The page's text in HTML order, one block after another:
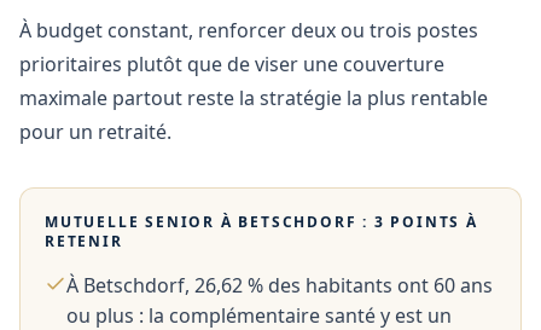
À budget constant, renforcer deux ou trois postes
prioritaires plutôt que de viser une couverture
maximale partout reste la stratégie la plus rentable
pour un retraité.
MUTUELLE SENIOR À BETSCHDORF : 3 POINTS À
RETENIR
À Betschdorf, 26,62 % des habitants ont 60 ans
ou plus : la complémentaire santé y est un